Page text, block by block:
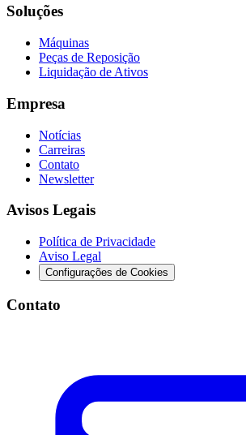
Soluções
Máquinas
Peças de Reposição
Liquidação de Ativos
Empresa
Notícias
Carreiras
Contato
Newsletter
Avisos Legais
Política de Privacidade
Aviso Legal
Configurações de Cookies
Contato